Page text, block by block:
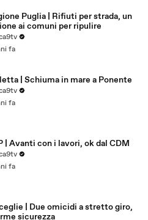
Puglia | Rifiuti per strada, un
ai comuni per ripulire
fa
| Schiuma in mare a Ponente
fa
| Avanti con i lavori, ok dal CDM
fa
| Due omicidi a stretto giro,
sicurezza